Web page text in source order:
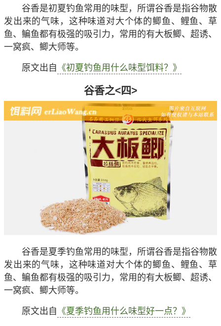
谷香是初夏钓鱼常用的味型，所谓谷香是指谷物散
发出来的气味，这种味道对大个体的鲫鱼、鲤鱼、草
鱼、鳊鱼都有极强的吸引力，常用的有大板鲫、超诱、
一窝疯、鲫大师等。
原文出自 《初夏钓鱼用什么味型饵料？》
谷香之<四>
谷香是夏季钓鱼常用的味型，所谓谷香是指谷物散
发出来的气味，这种味道对大个体的鲫鱼、鲤鱼、草
鱼、鳊鱼都有极强的吸引力，常用的有大板鲫、超诱、
一窝疯、鲫大师等。
原文出自 《夏季钓鱼用什么味型好一点？》